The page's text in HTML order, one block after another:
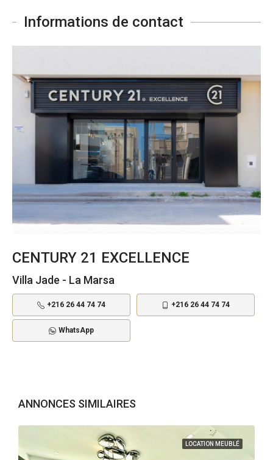
Informations de contact
CENTURY 21 EXCELLENCE
Villa Jade - La Marsa
+216 26 44 74 74 +216 26 44 74 74
WhatsApp
ANNONCES SIMILAIRES
LOCATION MEUBLÉ